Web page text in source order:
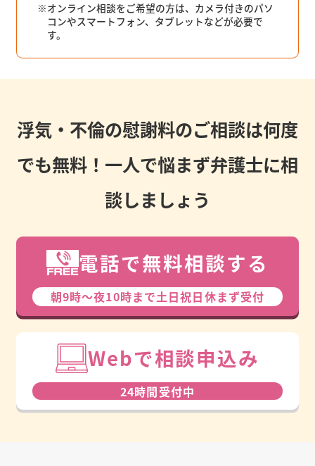
※オンライン相談をご希望の方は、カメラ付きのパソ
コンやスマートフォン、タブレットなどが必要で
す。
浮気・不倫の慰謝料のご相談は何度
でも無料！一人で悩まず弁護士に相
談しましょう
電話で無料相談する
朝9時〜夜10時まで⼟⽇祝⽇休まず受付
Webで相談申込み
24時間受付中